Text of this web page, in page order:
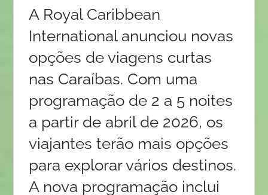
A Royal Caribbean
International anunciou novas
opções de viagens curtas
nas Caraíbas. Com uma
programação de 2 a 5 noites
a partir de abril de 2026, os
viajantes terão mais opções
para explorar vários destinos.
A nova programação inclui